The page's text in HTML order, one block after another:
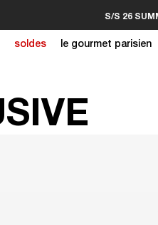
S/S 26 SUMMER
soldes le gourmet parisien